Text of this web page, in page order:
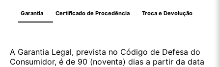
Garantia Certificado de Procedência Troca e Devolução
A Garantia Legal, prevista no Código de Defesa do
Consumidor, é de 90 (noventa) dias a partir da data